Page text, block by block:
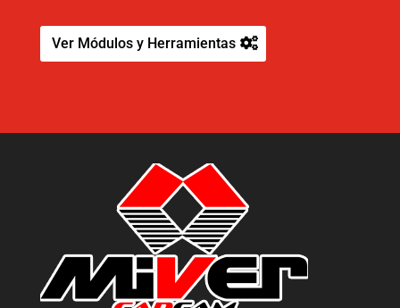
Ver Módulos y Herramientas